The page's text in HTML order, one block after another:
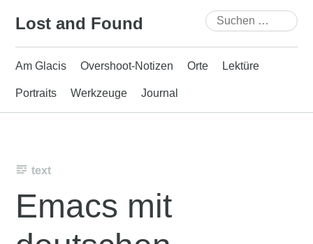
Lost and Found
Suchen
nach:
Am Glacis Overshoot-Notizen Orte Lektüre
Portraits Werkzeuge Journal
text
Emacs mit